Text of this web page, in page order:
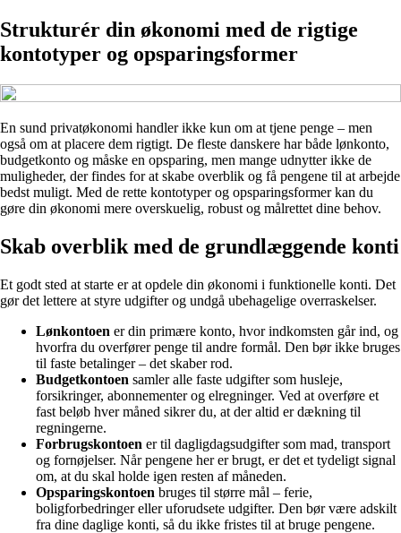
Strukturér din økonomi med de rigtige
kontotyper og opsparingsformer
En sund privatøkonomi handler ikke kun om at tjene penge – men
også om at placere dem rigtigt. De fleste danskere har både lønkonto,
budgetkonto og måske en opsparing, men mange udnytter ikke de
muligheder, der findes for at skabe overblik og få pengene til at arbejde
bedst muligt. Med de rette kontotyper og opsparingsformer kan du
gøre din økonomi mere overskuelig, robust og målrettet dine behov.
Skab overblik med de grundlæggende konti
Et godt sted at starte er at opdele din økonomi i funktionelle konti. Det
gør det lettere at styre udgifter og undgå ubehagelige overraskelser.
Lønkontoen er din primære konto, hvor indkomsten går ind, og
hvorfra du overfører penge til andre formål. Den bør ikke bruges
til faste betalinger – det skaber rod.
Budgetkontoen samler alle faste udgifter som husleje,
forsikringer, abonnementer og elregninger. Ved at overføre et
fast beløb hver måned sikrer du, at der altid er dækning til
regningerne.
Forbrugskontoen er til dagligdagsudgifter som mad, transport
og fornøjelser. Når pengene her er brugt, er det et tydeligt signal
om, at du skal holde igen resten af måneden.
Opsparingskontoen bruges til større mål – ferie,
boligforbedringer eller uforudsete udgifter. Den bør være adskilt
fra dine daglige konti, så du ikke fristes til at bruge pengene.